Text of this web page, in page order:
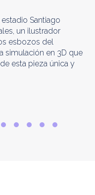
Santiago
un ilustrador
esbozos del
simulación en 3D que
esta pieza única y